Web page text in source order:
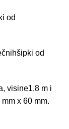
od
od
visine1,8 m i
x 60 mm.